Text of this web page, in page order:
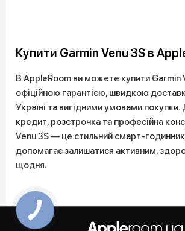
Купити Garmin Venu 3S в
В AppleRoom ви можете купити Garmin
офіційною гарантією, швидкою
Україні та вигідними умовами покупки.
кредит, розстрочка та професійна
Venu 3S — це стильний смарт-
допомагає залишатися активним,
щодня.